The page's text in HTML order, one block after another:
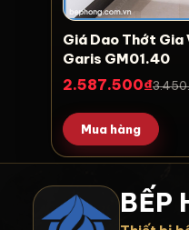
Giá Dao Thớt Gia
Garis GM01.40
2.587.500₫
Mua hàng
BẾP